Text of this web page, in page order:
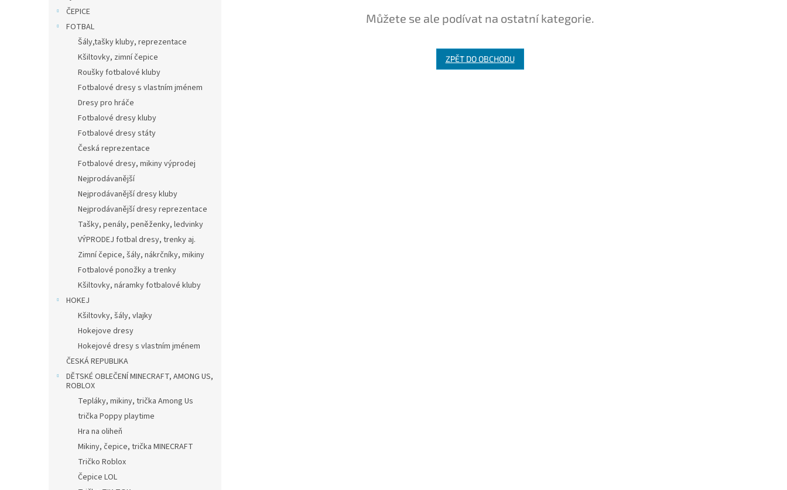
ČEPICE
FOTBAL
Šály,tašky kluby, reprezentace
Kšiltovky, zimní čepice
Roušky fotbalové kluby
Fotbalové dresy s vlastním jménem
Dresy pro hráče
Fotbalové dresy kluby
Fotbalové dresy státy
Česká reprezentace
Fotbalové dresy, mikiny výprodej
Nejprodávanější
Nejprodávanější dresy kluby
Nejprodávanější dresy reprezentace
Tašky, penály, peněženky, ledvinky
VÝPRODEJ fotbal dresy, trenky aj.
Zimní čepice, šály, nákrčníky, mikiny
Fotbalové ponožky a trenky
Kšiltovky, náramky fotbalové kluby
HOKEJ
Kšiltovky, šály, vlajky
Hokejove dresy
Hokejové dresy s vlastním jménem
ČESKÁ REPUBLIKA
DĚTSKÉ OBLEČENÍ MINECRAFT, AMONG US,
ROBLOX
Tepláky, mikiny, trička Among Us
trička Poppy playtime
Hra na oliheň
Mikiny, čepice, trička MINECRAFT
Tričko Roblox
Čepice LOL
Můžete se ale podívat na ostatní kategorie.
ZPĚT DO OBCHODU